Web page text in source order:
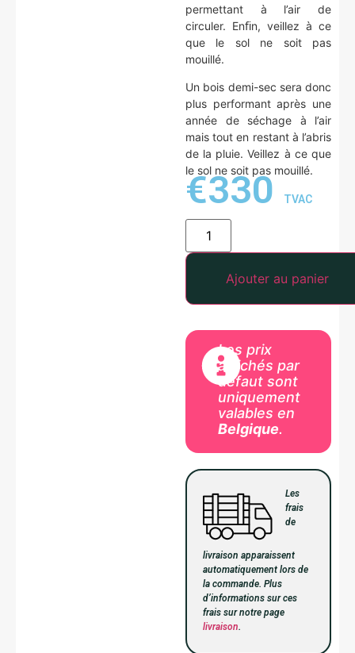
permettant à l’air de
circuler. Enﬁn, veillez à ce
que le sol ne soit pas
mouillé.
Un bois demi-sec sera donc
plus performant après une
année de séchage à l’air
mais tout en restant à l’abris
de la pluie. Veillez à ce que
le sol ne soit pas mouillé.
€330 TVAC
Ajouter au panier
Les prix
affichés par
défaut sont
uniquement
valables en
Belgique.
Les
frais
de
livraison apparaissent
automatiquement lors de
la commande. Plus
d’informations sur ces
frais sur notre page
livraison.